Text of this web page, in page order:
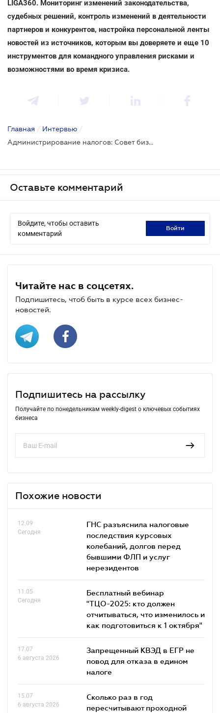
LIGA360. Мониторинг изменений законодательства,
судебных решений, контроль изменений в деятельности
партнеров и конкурентов, настройка персональной ленты
новостей из источников, которым вы доверяете и еще 10
инструментов для командного управления рисками и
возможностями во время кризиса.
Главная / Интервью /
Администрирование налогов: Совет бизнес-омбудсмена готовит новые рекомендации госорганам
Оставьте комментарий
Войдите, чтобы оставить
комментарий
войти
Читайте нас в соцсетях.
Подпишитесь, чтоб быть в курсе всех бизнес-
новостей.
Подпишитесь на рассылку
Получайте по понедельникам weekly-digest о ключевых событиях
бизнеса
Похожие новости
12.09
Сегодня
ГНС разъяснила налоговые
последствия курсовых
колебаний, долгов перед
бывшими ФЛП и услуг
нерезидентов
11.05
Сегодня
Бесплатный вебинар
"ТЦО-2025: кто должен
отчитываться, что изменилось и
как подготовиться к 1 октября"
17.07
6 августа 2026
Запрещенный КВЭД в ЕГР не
повод для отказа в едином
налоге
15.07
6 августа 2026
Сколько раз в год
пересчитывают проходной